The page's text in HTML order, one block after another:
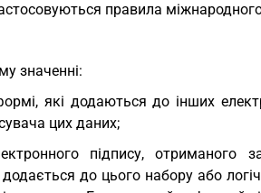
правила
значенні:
які додаються до інших
цих даних;
підпису, отриманого
до цього набору або